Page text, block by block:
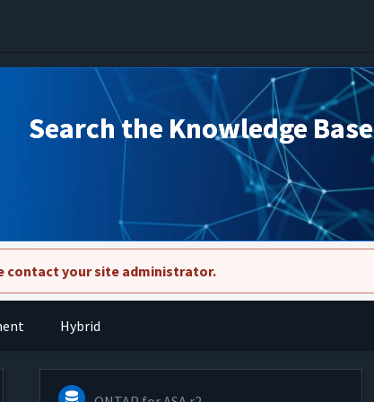
Search the Knowledge Base
contact your site administrator.
Hybrid